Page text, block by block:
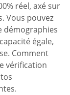
réel, axé sur
Vous pouvez
démographies
égale,
Comment
vérification